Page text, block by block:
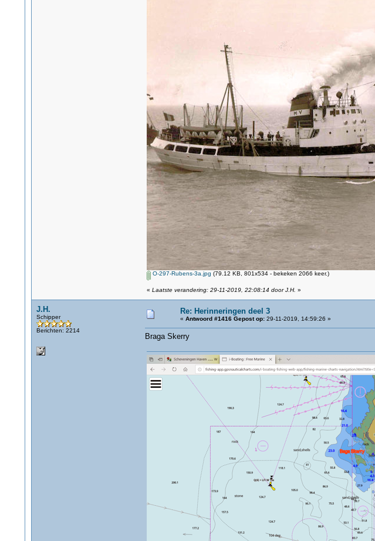
O-297-Rubens-3a.jpg (79.12 KB, 801x534 - bekeken 2066 keer.)
« Laatste verandering: 29-11-2019, 22:08:14 door J.H. »
J.H.
Schipper
Berichten: 2214
Re: Herinneringen deel 3
« Antwoord #1416 Gepost op:29-11-2019, 14:59:26 »
Braga Skerry